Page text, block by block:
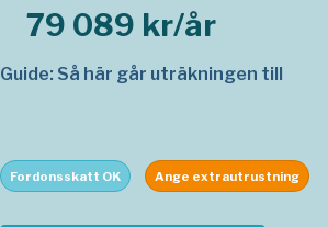
79 089 kr/år
Guide: Så här går uträkningen till
Fordonsskatt OK Ange extrautrustning